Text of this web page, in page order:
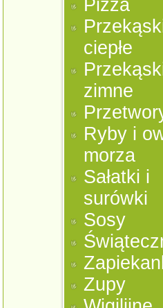
Pizza
ciepłe
zimne
Ryby i
morza
Sałatki i
surówki
Sosy
Zupy